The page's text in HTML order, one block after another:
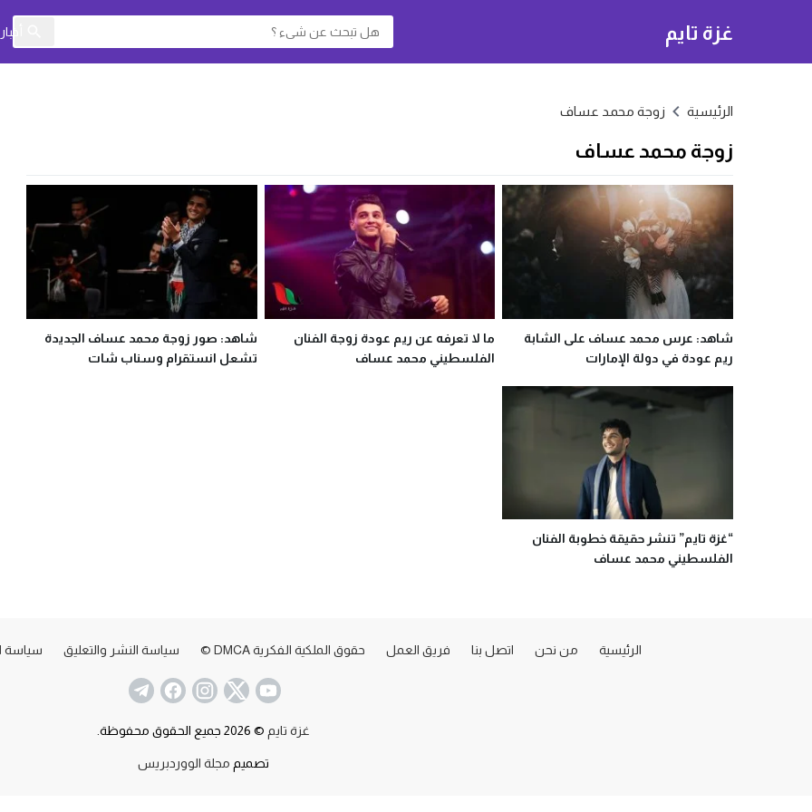
غزة تايم
الرئيسية زوجة محمد عساف
زوجة محمد عساف
شاهد: عرس محمد عساف على الشابة
ريم عودة في دولة الإمارات
ما لا تعرفه عن ريم عودة زوجة الفنان
الفلسطيني محمد عساف
شاهد: صور زوجة محمد عساف الجديدة
تشعل انستقرام وسناب شات
“غزة تايم” تنشر حقيقة خطوبة الفنان
الفلسطيني محمد عساف
الرئيسية من نحن اتصل بنا فريق العمل حقوق الملكية الفكرية DMCA © سياسة النشر والتعليق سياسة
غزة تايم © 2026 جميع الحقوق محفوظة.
تصميم مجلة الووردبريس